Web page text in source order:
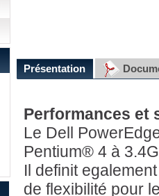
Présentation
Performances et
Le Dell
Pentium® 4 à
Il definit
de flexibilité pour